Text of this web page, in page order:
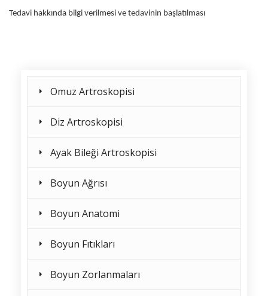
Tedavi hakkında bilgi verilmesi ve tedavinin başlatılması
Omuz Artroskopisi
Diz Artroskopisi
Ayak Bileği Artroskopisi
Boyun Ağrısı
Boyun Anatomi
Boyun Fıtıkları
Boyun Zorlanmaları